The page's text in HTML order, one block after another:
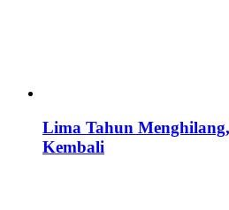
Lima Tahun
Kembali